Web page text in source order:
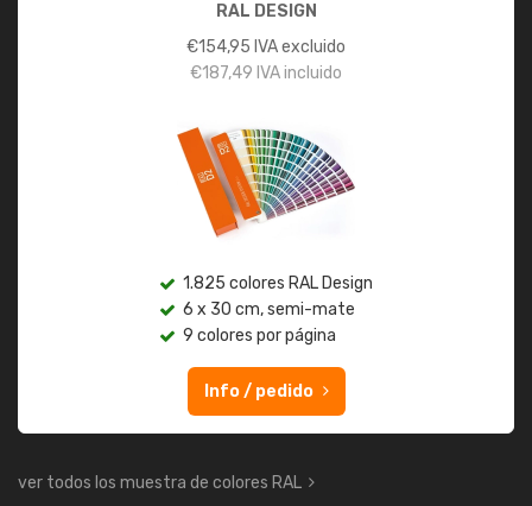
RAL DESIGN
€154,95 IVA excluido
€187,49 IVA incluido
1.825 colores RAL Design
6 x 30 cm, semi-mate
9 colores por página
Info / pedido
ver todos los muestra de colores RAL